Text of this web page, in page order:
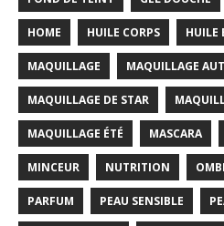
HOME HUILE CORPS HUILE
MAQUILLAGE MAQUILLAGE
MAQUILLAGE DE STAR
MAQUILLAGE ÉTÉ MASCARA
MINCEUR NUTRITION
PARFUM PEAU SENSIBLE